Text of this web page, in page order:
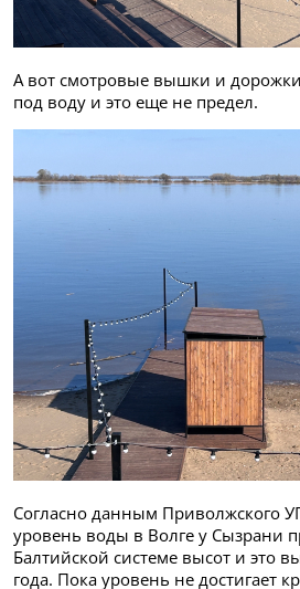
А вот смотровые вышки и
под воду и это еще не предел.
Согласно данным Приволжского
уровень воды в Волге у Сызрани
Балтийской системе высот и это
года. Пока уровень не достигает